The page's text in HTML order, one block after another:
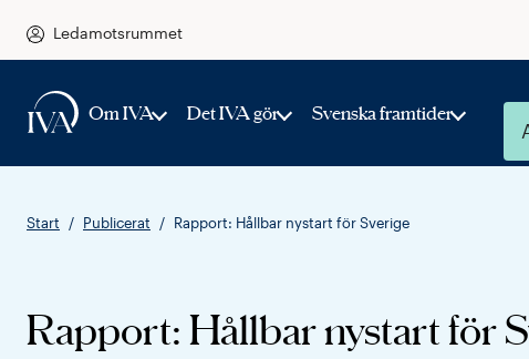
Ledamotsrummet
Om IVA Det IVA gör Svenska framtider
Start Publicerat Rapport: Hållbar nystart för Sverige
Rapport: Hållbar nystart för